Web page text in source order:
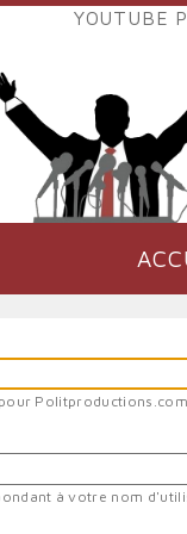
VERS
YOUTUBE
à votre nom